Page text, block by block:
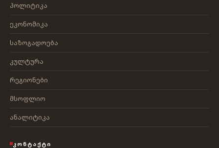
პოლიტიკა
ეკონომიკა
საზოგადოება
კულტურა
რეგიონები
მსოფლიო
ანალიტიკა
ᲙᲝᲜᲢᲐᲥᲢᲘ